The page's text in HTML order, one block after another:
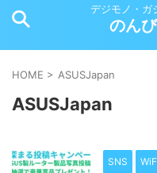
デジモノ・ガ
のん
HOME > ASUSJapan
ASUSJapan
SNS